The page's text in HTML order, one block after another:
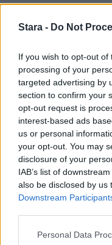
Stara - Do Not
If you wish to opt-out
processing of your
targeted advertising by
section to confirm your
opt-out request is
interest-based ads
us or personal
your opt-out. You may
disclosure of your
IAB’s list of
also be disclosed by us
Downstream
Personal Data